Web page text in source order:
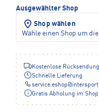
Ausgewählter Shop
Shop wählen
Wähle einen Shop um
Kostenlose Rücksendung
Schnelle Lieferung
service.eshop@
Gratis Abholung im